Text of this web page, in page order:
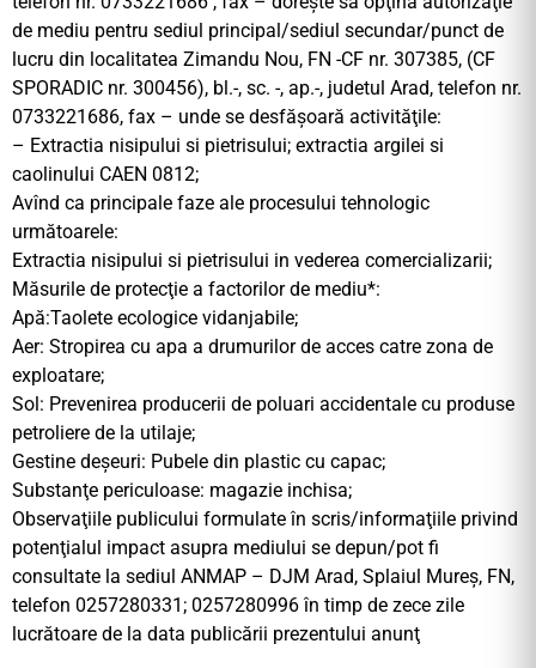
de mediu pentru sediul principal/sediul secundar/punct de
lucru din localitatea Zimandu Nou, FN -CF nr. 307385, (CF
SPORADIC nr. 300456), bl.-, sc. -, ap.-, judetul Arad, telefon nr.
0733221686, fax – unde se desfăşoară activităţile:
– Extractia nisipului si pietrisului; extractia argilei si
caolinului CAEN 0812;
Avînd ca principale faze ale procesului tehnologic
următoarele:
Extractia nisipului si pietrisului in vederea comercializarii;
Măsurile de protecţie a factorilor de mediu*:
Apă:Taolete ecologice vidanjabile;
Aer: Stropirea cu apa a drumurilor de acces catre zona de
exploatare;
Sol: Prevenirea producerii de poluari accidentale cu produse
petroliere de la utilaje;
Gestine deşeuri: Pubele din plastic cu capac;
Substanţe periculoase: magazie inchisa;
Observaţiile publicului formulate în scris/informaţiile privind
potenţialul impact asupra mediului se depun/pot fi
consultate la sediul ANMAP – DJM Arad, Splaiul Mureş, FN,
telefon 0257280331; 0257280996 în timp de zece zile
lucrătoare de la data publicării prezentului anunţ